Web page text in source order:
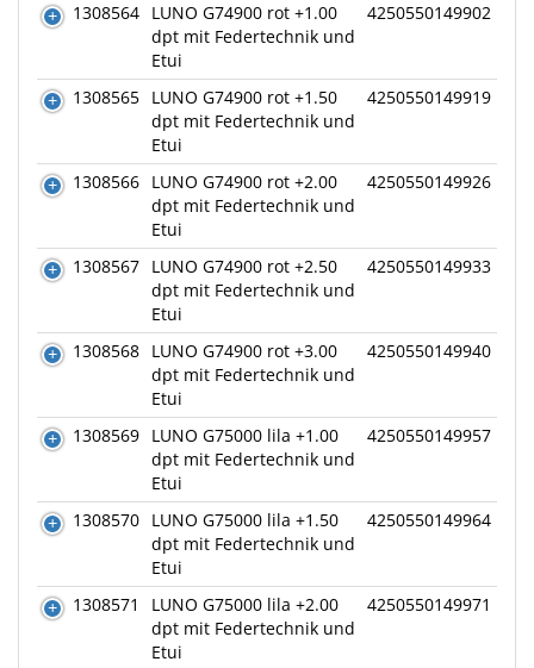
1308564 LUNO G74900 rot +1.00
dpt mit Federtechnik und
Etui
4250550149902
1308565 LUNO G74900 rot +1.50
dpt mit Federtechnik und
Etui
4250550149919
1308566 LUNO G74900 rot +2.00
dpt mit Federtechnik und
Etui
4250550149926
1308567 LUNO G74900 rot +2.50
dpt mit Federtechnik und
Etui
4250550149933
1308568 LUNO G74900 rot +3.00
dpt mit Federtechnik und
Etui
4250550149940
1308569 LUNO G75000 lila +1.00
dpt mit Federtechnik und
Etui
4250550149957
1308570 LUNO G75000 lila +1.50
dpt mit Federtechnik und
Etui
4250550149964
1308571
LUNO G75000 lila +2.00
dpt mit Federtechnik und
Etui
4250550149971